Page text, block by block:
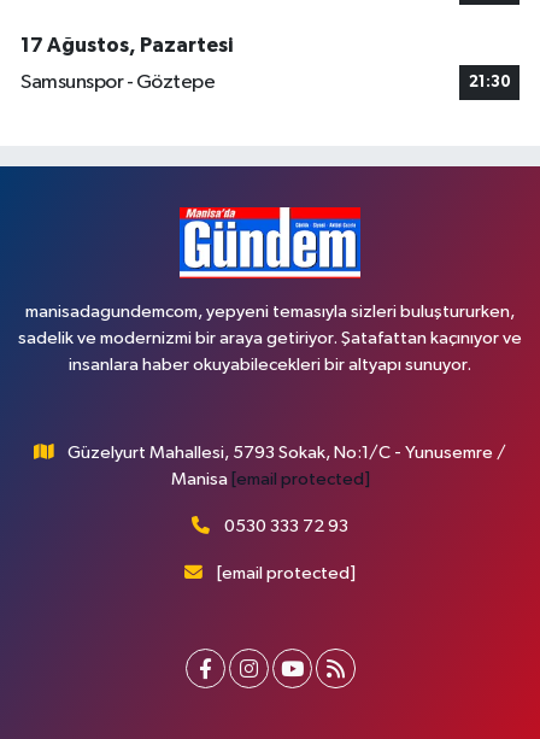
17 Ağustos, Pazartesi
Samsunspor - Göztepe
21:30
manisadagundemcom, yepyeni temasıyla sizleri buluştururken,
sadelik ve modernizmi bir araya getiriyor. Şatafattan kaçınıyor ve
insanlara haber okuyabilecekleri bir altyapı sunuyor.
Güzelyurt Mahallesi, 5793 Sokak, No:1/C - Yunusemre /
Manisa [email protected]
0530 333 72 93
[email protected]